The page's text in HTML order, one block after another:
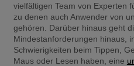
vielfältigen Team von Experten
zu denen auch Anwender von
gehören. Darüber hinaus geht
Mindestanforderungen hinaus,
Schwierigkeiten beim Tippen,
Maus oder Lesen haben, eine